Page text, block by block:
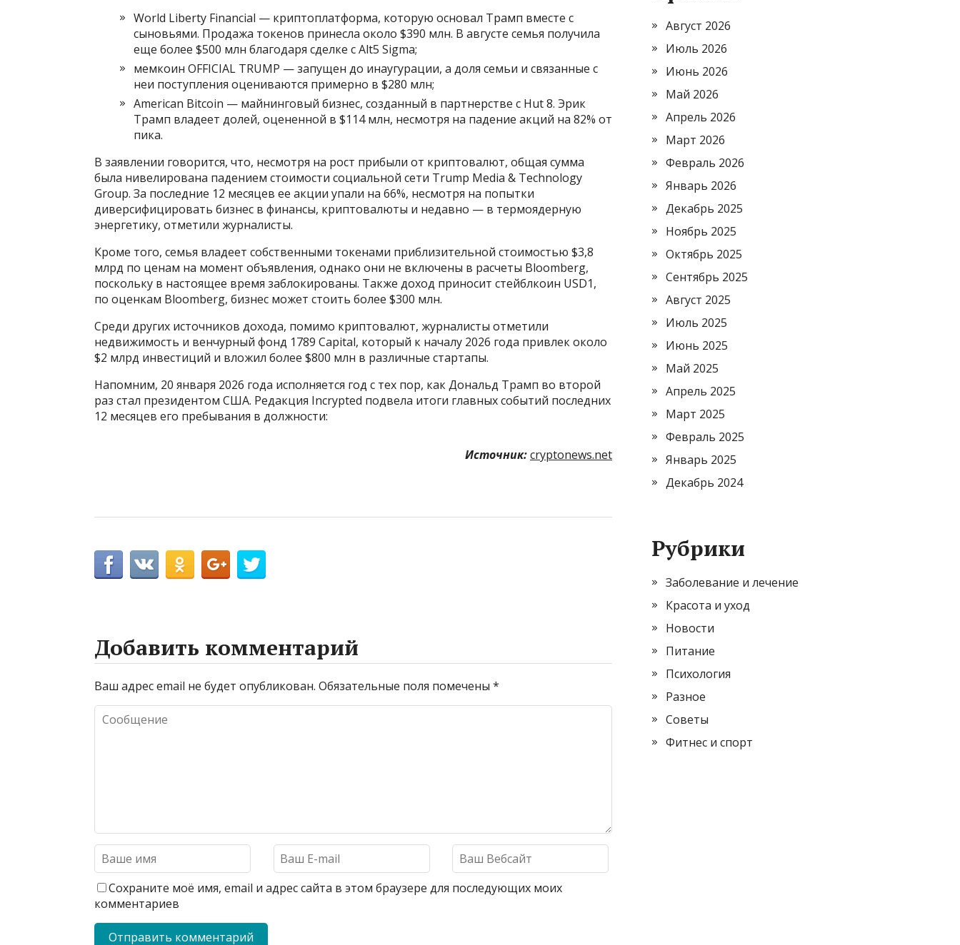
World Liberty Financial — криптоплатформа, которую основал Трамп вместе с
сыновьями. Продажа токенов принесла около $390 млн. В августе семья получила
еще более $500 млн благодаря сделке с Alt5 Sigma;
мемкоин OFFICIAL TRUMP — запущен до инаугурации, а доля семьи и связанные с
неи поступления оцениваются примерно в $280 млн;
American Bitcoin — майнинговый бизнес, созданный в партнерстве с Hut 8. Эрик
Трамп владеет долей, оцененной в $114 млн, несмотря на падение акций на 82% от
пика.
В заявлении говорится, что, несмотря на рост прибыли от криптовалют, общая сумма
была нивелирована падением стоимости социальной сети Trump Media & Technology
Group. За последние 12 месяцев ее акции упали на 66%, несмотря на попытки
диверсифицировать бизнес в финансы, криптовалюты и недавно — в термоядерную
энергетику, отметили журналисты.
Кроме того, семья владеет собственными токенами приблизительной стоимостью $3,8
млрд по ценам на момент объявления, однако они не включены в расчеты Bloomberg,
поскольку в настоящее время заблокированы. Также доход приносит стейблкоин USD1,
по оценкам Bloomberg, бизнес может стоить более $300 млн.
Среди других источников дохода, помимо криптовалют, журналисты отметили
недвижимость и венчурный фонд 1789 Capital, который к началу 2026 года привлек около
$2 млрд инвестиций и вложил более $800 млн в различные стартапы.
Напомним, 20 января 2026 года исполняется год с тех пор, как Дональд Трамп во второй
раз стал президентом США. Редакция Incrypted подвела итоги главных событий последних
12 месяцев его пребывания в должности:
Источник:cryptonews.net
Добавить комментарий
Ваш адрес email не будет опубликован. Обязательные поля помечены *
Сохраните моё имя, email и адрес сайта в этом браузере для последующих моих
комментариев
Август 2026
Июль 2026
Июнь 2026
Май 2026
Апрель 2026
Март 2026
Февраль 2026
Январь 2026
Декабрь 2025
Ноябрь 2025
Октябрь 2025
Сентябрь 2025
Август 2025
Июль 2025
Июнь 2025
Май 2025
Апрель 2025
Март 2025
Февраль 2025
Январь 2025
Декабрь 2024
Рубрики
Заболевание и лечение
Красота и уход
Новости
Питание
Психология
Разное
Советы
Фитнес и спорт